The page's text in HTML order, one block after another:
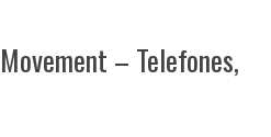
– Telefones,